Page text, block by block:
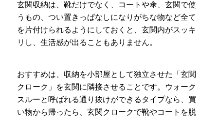
玄関収納は、靴だけでなく、コートや傘、玄関で使
うもの、つい置きっぱなしになりがちな物など全て
を片付けられるようにしておくと、玄関内がスッキ
リし、生活感が出ることもありません。
おすすめは、収納を小部屋として独立させた「玄関
クローク」を玄関に隣接させることです。ウォーク
スルーと呼ばれる通り抜けができるタイプなら、買
い物から帰ったら、玄関クロークで靴やコートを脱